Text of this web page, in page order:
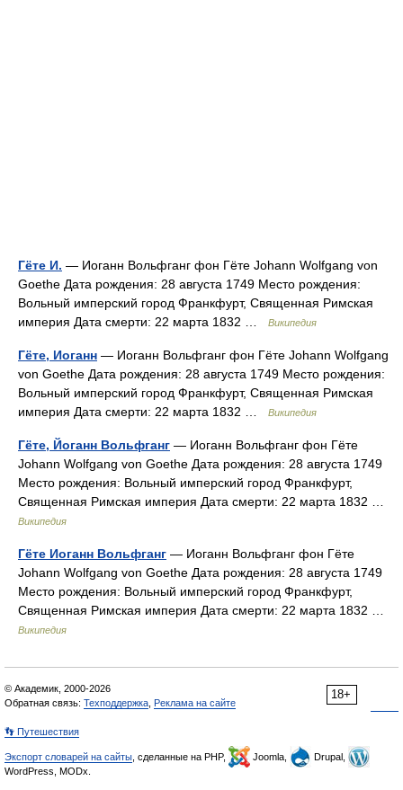
Гёте И. — Иоганн Вольфганг фон Гёте Johann Wolfgang von
Goethe Дата рождения: 28 августа 1749 Место рождения:
Вольный имперский город Франкфурт, Священная Римская
империя Дата смерти: 22 марта 1832 …
Википедия
Гёте, Иоганн — Иоганн Вольфганг фон Гёте Johann Wolfgang
von Goethe Дата рождения: 28 августа 1749 Место рождения:
Вольный имперский город Франкфурт, Священная Римская
империя Дата смерти: 22 марта 1832 …
Википедия
Гёте, Йоганн Вольфганг — Иоганн Вольфганг фон Гёте
Johann Wolfgang von Goethe Дата рождения: 28 августа 1749
Место рождения: Вольный имперский город Франкфурт,
Священная Римская империя Дата смерти: 22 марта 1832 …
Википедия
Гёте Иоганн Вольфганг — Иоганн Вольфганг фон Гёте
Johann Wolfgang von Goethe Дата рождения: 28 августа 1749
Место рождения: Вольный имперский город Франкфурт,
Священная Римская империя Дата смерти: 22 марта 1832 …
Википедия
18+
© Академик, 2000-2026
Обратная связь: Техподдержка Реклама на сайте
👣 Путешествия
Экспорт словарей на сайты , сделанные на PHP, Joomla,
Drupal,
WordPress, MODx.